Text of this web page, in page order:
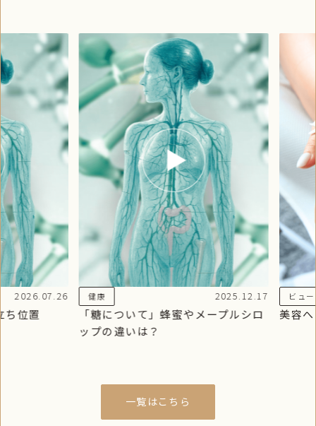
置
2025.12.17
健康
「糖について」蜂蜜やメープルシロ
ップの違いは？
ビューティー
美容への
一覧はこちら